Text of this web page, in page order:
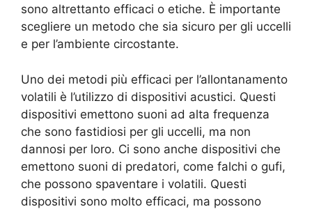
sono altrettanto efficaci o etiche. È importante
scegliere un metodo che sia sicuro per gli uccelli
e per l’ambiente circostante.
Uno dei metodi più efficaci per l’allontanamento
volatili è l’utilizzo di dispositivi acustici. Questi
dispositivi emettono suoni ad alta frequenza
che sono fastidiosi per gli uccelli, ma non
dannosi per loro. Ci sono anche dispositivi che
emettono suoni di predatori, come falchi o gufi,
che possono spaventare i volatili. Questi
dispositivi sono molto efficaci, ma possono